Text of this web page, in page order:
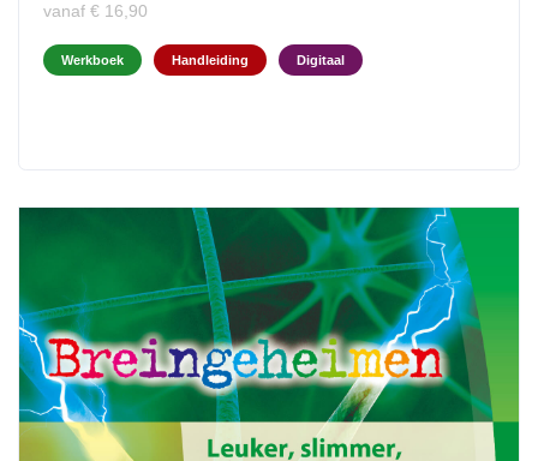
vanaf € 16,90
Werkboek Handleiding Digitaal